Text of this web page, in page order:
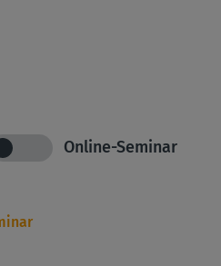
Online-Seminar